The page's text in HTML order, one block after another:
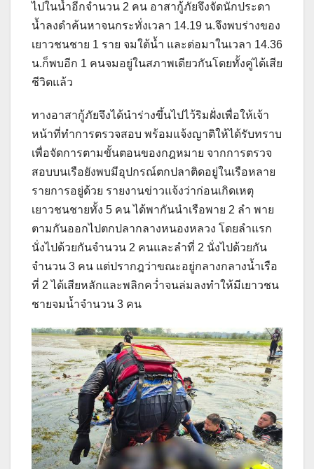
ไปในน้ำอีกจำนวน 2 คน อาสากู้ภัยจึงจัดนักประดา
น้ำลงดำค้นหาจนกระทั่งเวลา 14.19 น.จึงพบร่างของ
เยาวชนชาย 1 ราย จมใต้น้ำ และต่อมาในเวลา 14.36
น.ก็พบอีก 1 คนจมอยู่ในสภาพเดียวกันโดยทั้งคู่ได้เสีย
ชีวิตแล้ว
ทางอาสากู้ภัยจึงได้นำร่างขึ้นไปไว้ริมฝั่งเพื่อให้เจ้า
หน้าที่ทำการตรวจสอบ พร้อมแจ้งญาติให้ได้รับทราบ
เพื่อจัดการตามขั้นตอนของกฎหมาย จากการตรวจ
สอบบนเรือยังพบมีอุปกรณ์ตกปลาติดอยู่ในเรือหลาย
รายการอยู่ด้วย รายงานข่าวแจ้งว่าก่อนเกิดเหตุ
เยาวชนชายทั้ง 5 คน ได้พากันนำเรือพาย 2 ลำ พาย
ตามกันออกไปตกปลากลางหนองหลวง โดยลำแรก
นั่งไปด้วยกันจำนวน 2 คนและลำที่ 2 นั่งไปด้วยกัน
จำนวน 3 คน แต่ปรากฎว่าขณะอยู่กลางกลางน้ำเรือ
ที่ 2 ได้เสียหลักและพลิกคว่ำจนล่มลงทำให้มีเยาวชน
ชายจมน้ำจำนวน 3 คน